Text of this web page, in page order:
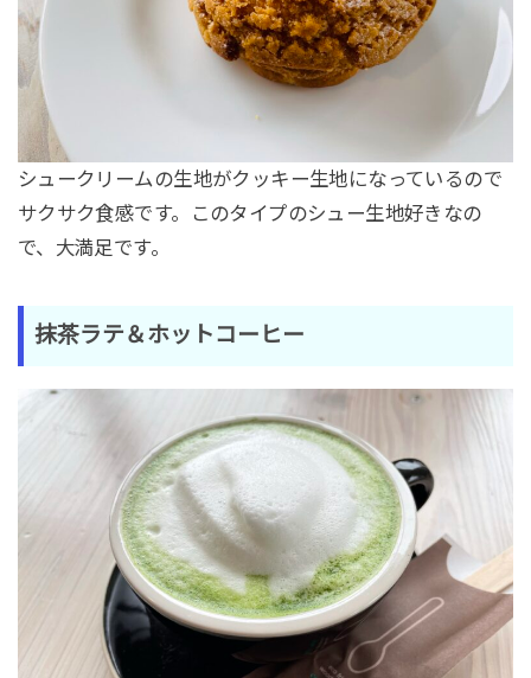
シュークリームの生地がクッキー生地になっているので
サクサク食感です。このタイプのシュー生地好きなの
で、大満足です。
抹茶ラテ＆ホットコーヒー